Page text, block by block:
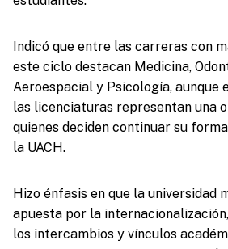
Indicó que entre las carreras con
este ciclo destacan Medicina,
Aeroespacial y Psicología, aunque
las licenciaturas representan una
quienes deciden continuar su
la UACH.
Hizo énfasis en que la universidad
apuesta por la
los intercambios y vínculos